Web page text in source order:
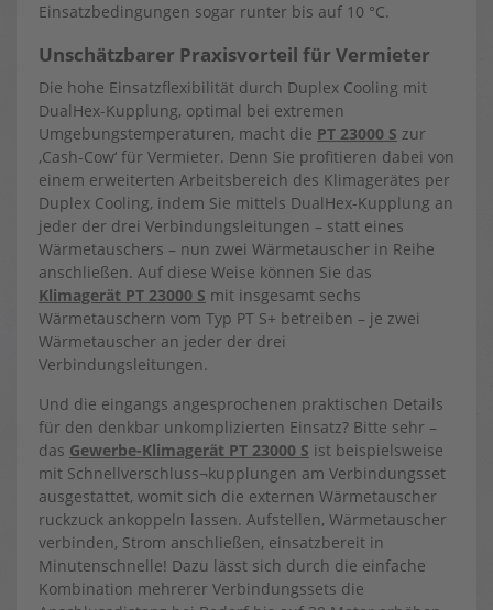
Einsatzbedingungen sogar runter bis auf 10 °C.
Unschätzbarer Praxisvorteil für Vermieter
Die hohe Einsatzflexibilität durch Duplex Cooling mit
DualHex-Kupplung, optimal bei extremen
Umgebungstemperaturen, macht die PT 23000 S zur
‚Cash-Cow‘ für Vermieter. Denn Sie profitieren dabei von
einem erweiterten Arbeitsbereich des Klimagerätes per
Duplex Cooling, indem Sie mittels DualHex-Kupplung an
jeder der drei Verbindungsleitungen – statt eines
Wärmetauschers – nun zwei Wärmetauscher in Reihe
anschließen. Auf diese Weise können Sie das
Klimagerät PT 23000 S mit insgesamt sechs
Wärmetauschern vom Typ PT S+ betreiben – je zwei
Wärmetauscher an jeder der drei
Verbindungsleitungen.
Und die eingangs angesprochenen praktischen Details
für den denkbar unkomplizierten Einsatz? Bitte sehr –
das Gewerbe-Klimagerät PT 23000 S ist beispielsweise
mit Schnellverschluss¬kupplungen am Verbindungsset
ausgestattet, womit sich die externen Wärmetauscher
ruckzuck ankoppeln lassen. Aufstellen, Wärmetauscher
verbinden, Strom anschließen, einsatzbereit in
Minutenschnelle! Dazu lässt sich durch die einfache
Kombination mehrerer Verbindungssets die